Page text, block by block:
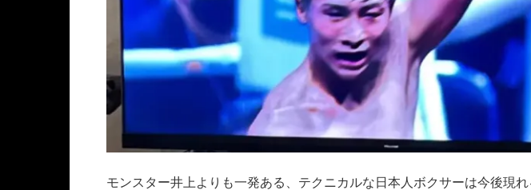
モンスター井上よりも一発ある、テクニカルな日本人ボクサーは今後現